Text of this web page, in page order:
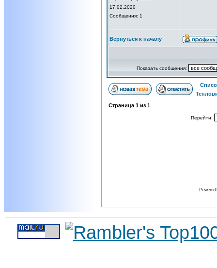
17.02.2020
Сообщения: 1
Вернуться к началу
Показать сообщения:
Страница 1 из 1
Перейти:
Powered